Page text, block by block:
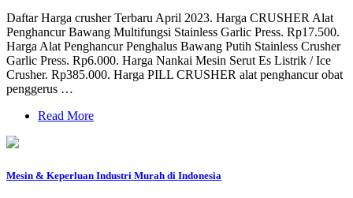
Daftar Harga crusher Terbaru April 2023. Harga CRUSHER Alat
Penghancur Bawang Multifungsi Stainless Garlic Press. Rp17.500.
Harga Alat Penghancur Penghalus Bawang Putih Stainless Crusher
Garlic Press. Rp6.000. Harga Nankai Mesin Serut Es Listrik / Ice
Crusher. Rp385.000. Harga PILL CRUSHER alat penghancur obat
penggerus …
Read More
Mesin & Keperluan Industri Murah di Indonesia